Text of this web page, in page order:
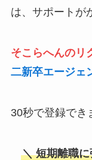
は、サポートが
そこらへんのリ
二新卒エージェ
30秒で登録でき
＼ 短期離職